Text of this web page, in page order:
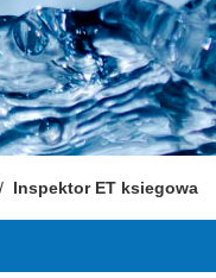
Inspektor ET ksiegowa